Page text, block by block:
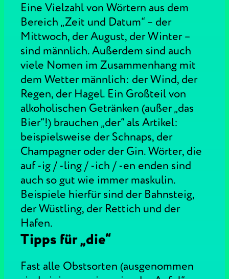
Eine Vielzahl von Wörtern aus dem
Bereich „Zeit und Datum“ – der
Mittwoch, der August, der Winter –
sind männlich. Außerdem sind auch
viele Nomen im Zusammenhang mit
dem Wetter männlich: der Wind, der
Regen, der Hagel. Ein Großteil von
alkoholischen Getränken (außer „das
Bier“!) brauchen „der“ als Artikel:
beispielsweise der Schnaps, der
Champagner oder der Gin. Wörter, die
auf -ig / -ling / -ich / -en enden sind
auch so gut wie immer maskulin.
Beispiele hierfür sind der Bahnsteig,
der Wüstling, der Rettich und der
Hafen.
Tipps für „die“
Fast alle Obstsorten (ausgenommen